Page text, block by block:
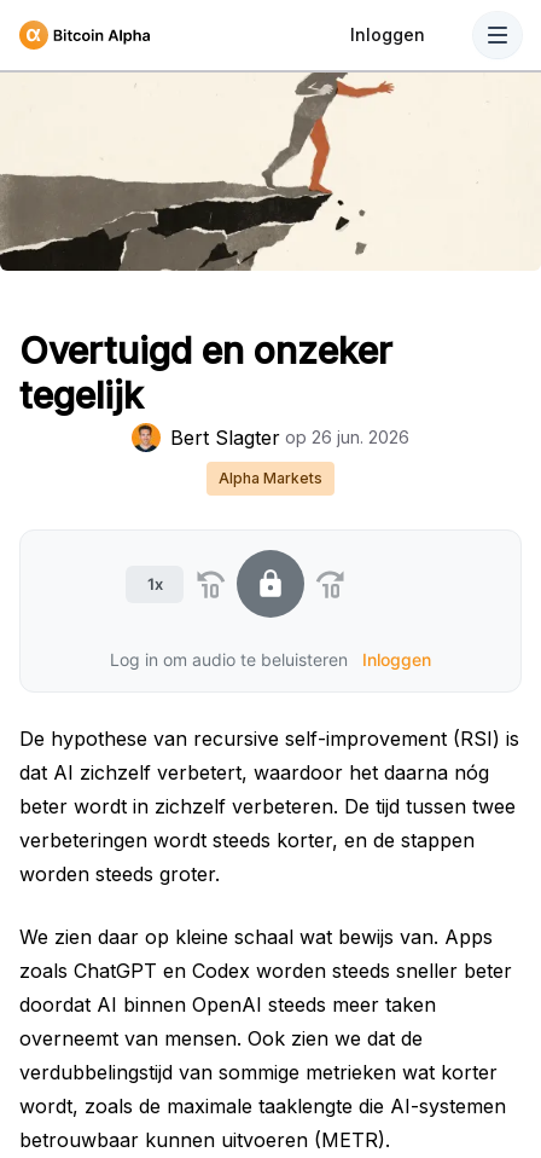
Inloggen
Overtuigd en onzeker
tegelijk
Bert Slagter op 26 jun. 2026
Alpha Markets
1x
Log in om audio te beluisteren Inloggen
De hypothese van recursive self-improvement (RSI) is
dat AI zichzelf verbetert, waardoor het daarna nóg
beter wordt in zichzelf verbeteren. De tijd tussen twee
verbeteringen wordt steeds korter, en de stappen
worden steeds groter.
We zien daar op kleine schaal wat bewijs van. Apps
zoals ChatGPT en Codex worden steeds sneller beter
doordat AI binnen OpenAI steeds meer taken
overneemt van mensen. Ook zien we dat de
verdubbelingstijd van sommige metrieken wat korter
wordt, zoals de maximale taaklengte die AI-systemen
betrouwbaar kunnen uitvoeren (METR).